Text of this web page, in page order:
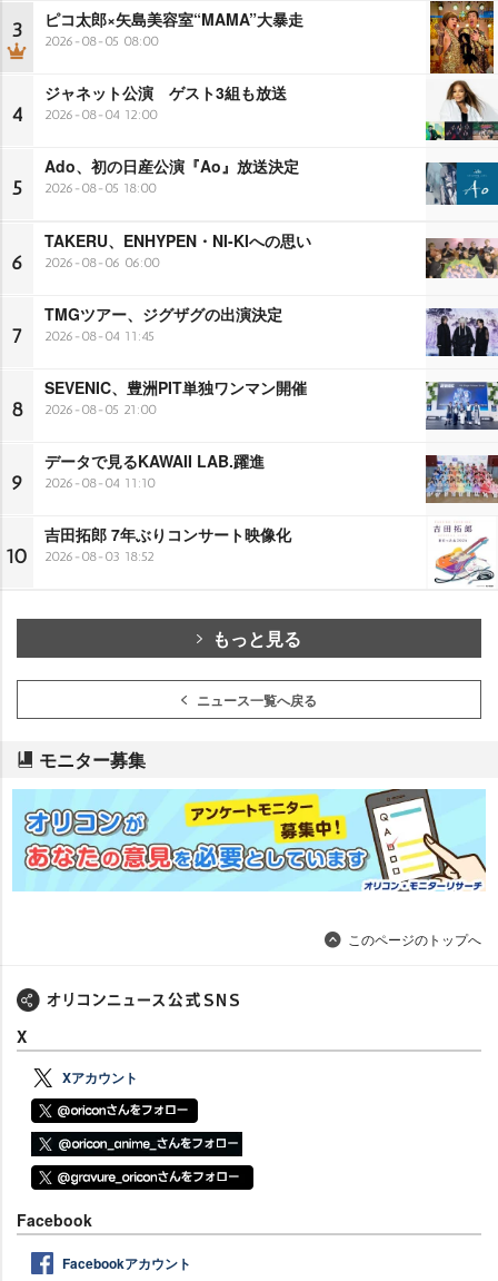
3 ピコ太郎×矢島美容室“MAMA”大暴走
2026-08-05 08:00
4
ジャネット公演 ゲスト3組も放送
2026-08-04 12:00
5
Ado、初の日産公演『Ao』放送決定
2026-08-05 18:00
6
TAKERU、ENHYPEN・NI-KIへの思い
2026-08-06 06:00
7
TMGツアー、ジグザグの出演決定
2026-08-04 11:45
8
SEVENIC、豊洲PIT単独ワンマン開催
2026-08-05 21:00
9
データで見るKAWAII LAB.躍進
2026-08-04 11:10
10
吉田拓郎 7年ぶりコンサート映像化
2026-08-03 18:52
もっと見る
ニュース一覧へ戻る
モニター募集
このページのトップへ
X
Xアカウント
Facebook
Facebookアカウント